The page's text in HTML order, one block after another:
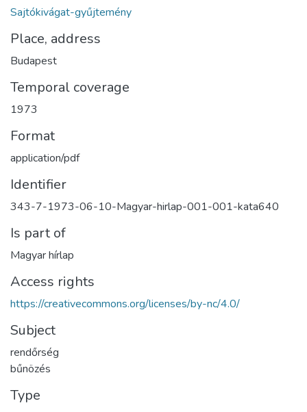
Sajtókivágat-gyűjtemény
Place, address
Budapest
Temporal coverage
1973
Format
application/pdf
Identifier
343-7-1973-06-10-Magyar-hirlap-001-001-kata640
Is part of
Magyar hírlap
Access rights
https://creativecommons.org/licenses/by-nc/4.0/
Subject
rendőrség
bűnözés
Type